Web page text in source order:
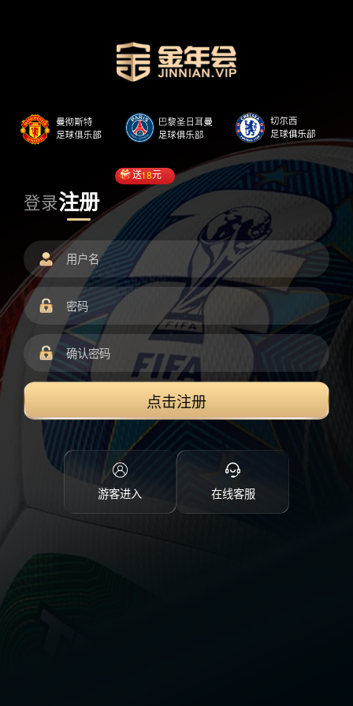
登录注册
送18元
点击注册
游客进入 在线客服